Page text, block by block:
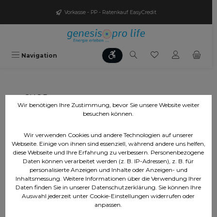
Zum Hauptinhalt springen
Vorkasse - PP - Ratenkauf EasyCredit
Navigation Werkzeugleiste anzeigen
Du hast 0
SHOP
Projekte
Walter Rieske
Partnerprogramme
Messetermine
Wir benötigen Ihre Zustimmung, bevor Sie unsere Website weiter
besuchen können.
Wir verwenden Cookies und andere Technologien auf unserer
Webseite. Einige von ihnen sind essenziell, während andere uns helfen,
diese Webseite und Ihre Erfahrung zu verbessern. Personenbezogene
Daten können verarbeitet werden (z. B. IP-Adressen), z. B. für
personalisierte Anzeigen und Inhalte oder Anzeigen- und
Inhaltsmessung. Weitere Informationen über die Verwendung Ihrer
Daten finden Sie in unserer Datenschutzerklärung. Sie können Ihre
Auswahl jederzeit unter Cookie-Einstellungen widerrufen oder
anpassen.